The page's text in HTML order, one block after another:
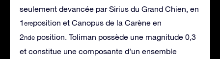
seulement devancée par Sirius du Grand Chien, en
1ereposition et Canopus de la Carène en
2nde position. Toliman possède une magnitude 0,3
et constitue une composante d’un ensemble